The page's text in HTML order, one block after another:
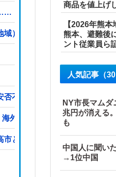
……
域） 義援金5000万円寄付
不明」中国当局「救助隊動
外騒然！【海外の反応】
とトランプを同列視させよう
商品を値上げ
【2026年熊
熊本、避難後
ント従業員ら
人気記事（30
NY市長マム
兆円が消える
も
中国人に聞い
→1位中国